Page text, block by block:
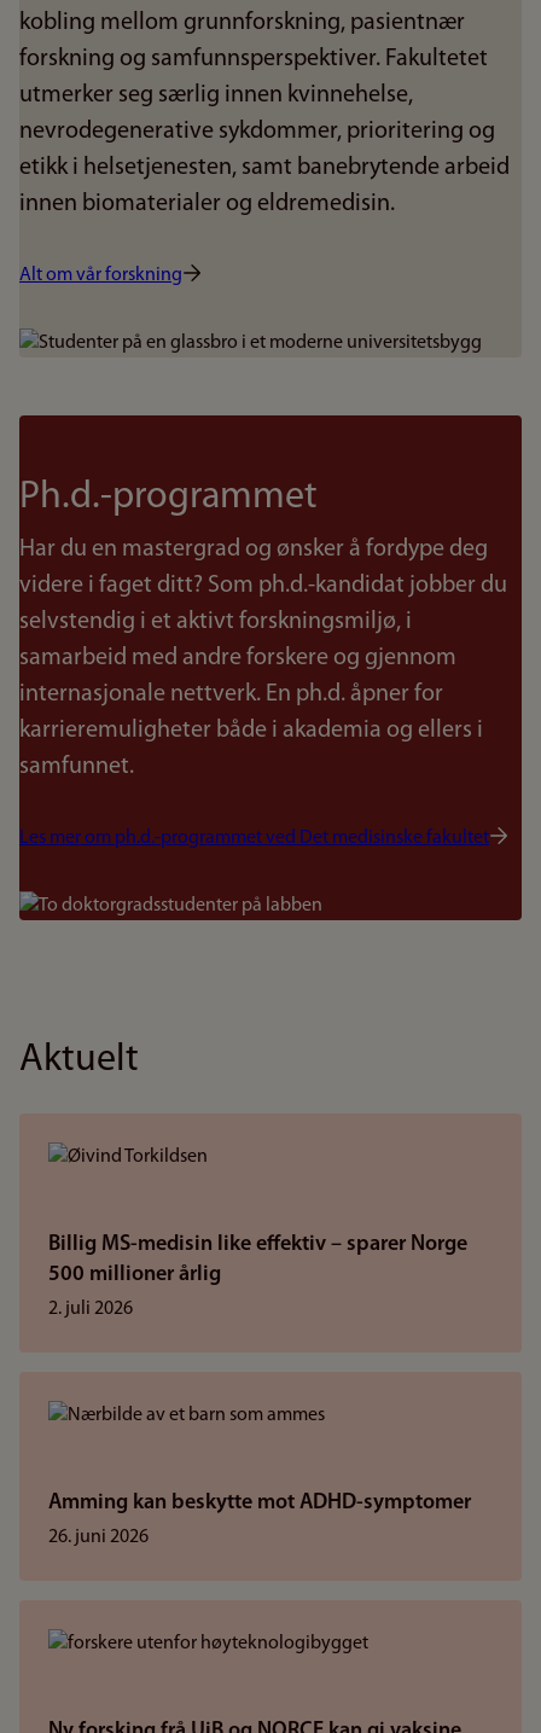
kobling mellom grunnforskning, pasientnær
forskning og samfunnsperspektiver. Fakultetet
utmerker seg særlig innen kvinnehelse,
nevrodegenerative sykdommer, prioritering og
etikk i helsetjenesten, samt banebrytende arbeid
innen biomaterialer og eldremedisin.
Alt om vår forskning
Bilde
Ph.d.-programmet
Har du en mastergrad og ønsker å fordype deg
videre i faget ditt? Som ph.d.-kandidat jobber du
selvstendig i et aktivt forskningsmiljø, i
samarbeid med andre forskere og gjennom
internasjonale nettverk. En ph.d. åpner for
karrieremuligheter både i akademia og ellers i
samfunnet.
Les mer om ph.d.-programmet ved Det medisinske fakultet
Bilde
Aktuelt
Billig MS-medisin like effektiv – sparer Norge
500 millioner årlig
2. juli 2026
Amming kan beskytte mot ADHD-symptomer
26. juni 2026